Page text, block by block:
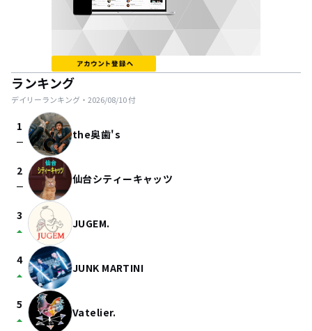
ランキング
デイリーランキング・ 2026/08/10付
1
check_indeterminate_small the奥歯's
2
check_indeterminate_small 仙台シティーキャッツ
3
arrow_drop_up JUGEM.
4
arrow_drop_up JUNK MARTINI
5
arrow_drop_up Vatelier.